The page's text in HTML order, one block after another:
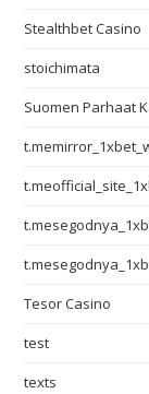
Stealthbet Casino
stoichimata
Suomen Parhaat
Tesor Casino
test
texts